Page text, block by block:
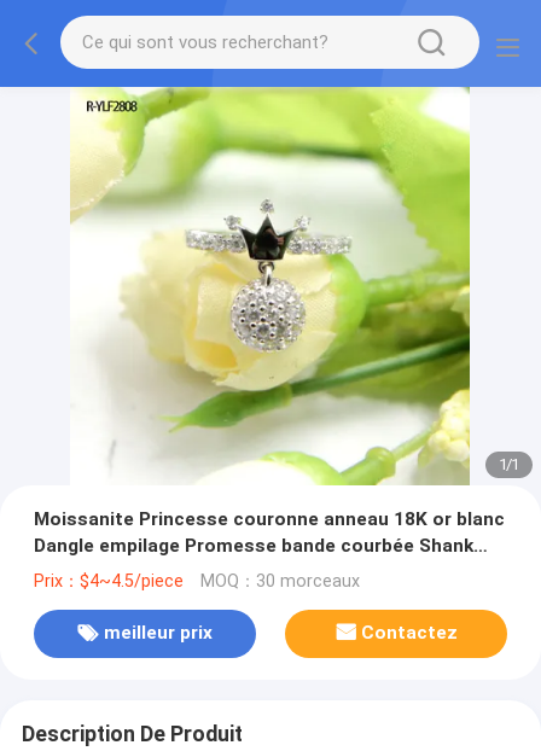
1/1
Moissanite Princesse couronne anneau 18K or blanc
Dangle empilage Promesse bande courbée Shank
Déclaration Ring cadeau
Prix：$4~4.5/piece MOQ：30 morceaux
meilleur prix Contactez
Description De Produit